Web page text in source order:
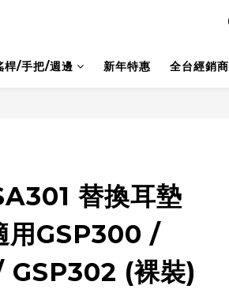
桿/手把/週邊 新年特惠 全台經銷商
替換耳墊
用GSP300 /
GSP302 (裸裝)